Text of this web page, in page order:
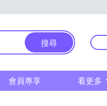
搜尋
會員專享 看更多